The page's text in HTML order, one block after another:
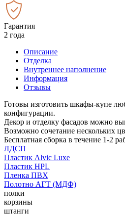
Гарантия
2 года
Описание
Отделка
Внутреннее наполнение
Информация
Отзывы
Готовы изготовить шкафы-купе
конфигурации.
Декор и отделку фасадов можно
Возможно сочетание нескольких
Бесплатная сборка в течение 1-2
ЛДСП
Пластик Alvic Luxe
Пластик HPL
Пленка ПВХ
Полотно АГТ (МДФ)
полки
корзины
штанги